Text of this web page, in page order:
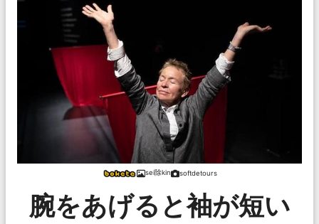
sei除kin softdetours
腕をあげると袖が短い